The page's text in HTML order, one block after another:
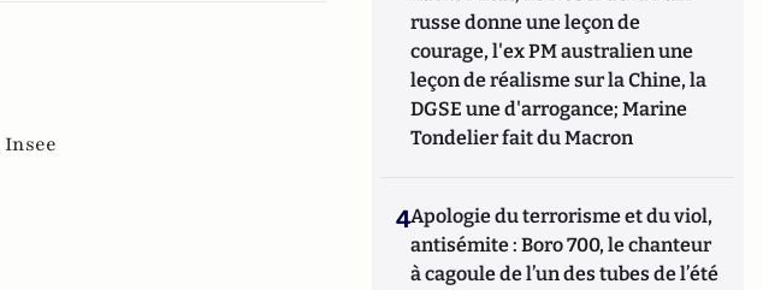
Insee
russe donne une leçon de
courage, l'ex PM australien une
leçon de réalisme sur la Chine, la
DGSE une d'arrogance; Marine
Tondelier fait du Macron
4Apologie du terrorisme et du viol,
antisémite : Boro 700, le chanteur
à cagoule de l’un des tubes de l’été